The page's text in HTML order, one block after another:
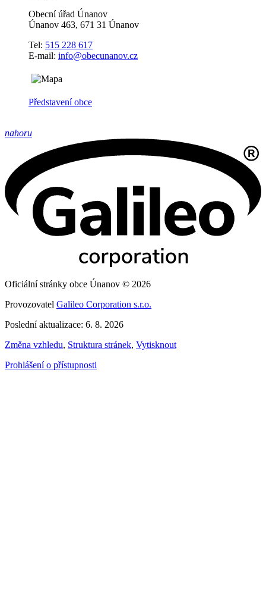
Obecní úřad Únanov
Únanov 463, 671 31 Únanov
Tel: 515 228 617
E-mail: info@obecunanov.cz
Představení obce
nahoru
Oficiální stránky obce Únanov © 2026
Provozovatel Galileo Corporation s.r.o.
Poslední aktualizace: 6. 8. 2026
Změna vzhledu, Struktura stránek, Vytisknout
Prohlášení o přístupnosti